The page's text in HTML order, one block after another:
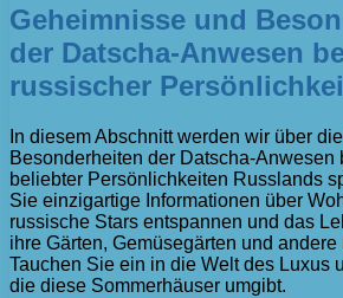
Geheimnisse und
der Datscha-Anwesen
russischer
In diesem Abschnitt werden wir über
Besonderheiten der Datscha-Anwesen
beliebter Persönlichkeiten Russlands
Sie einzigartige Informationen über
russische Stars entspannen und das
ihre Gärten, Gemüsegärten und
Tauchen Sie ein in die Welt des Luxus
die diese Sommerhäuser umgibt.